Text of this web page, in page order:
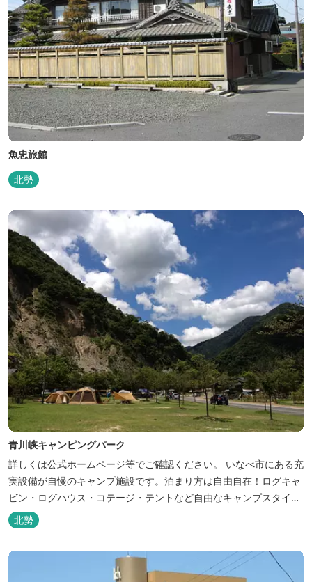
魚忠旅館
北勢
青川峡キャンピングパーク
詳しくは公式ホームページ等でご確認ください。 いなべ市にある充
実設備が自慢のキャンプ施設です。泊まり方は自由自在！ログキャ
ビン・ログハウス・コテージ・テントなど自由なキャンプスタイル
が楽しめます。屋根付きの炭火焼ハウスがありますので、雨や風の
日も快適にバーベキューをお楽しみいただけます。日帰り利用、団
体利用可能。 青少年向けの屋外キャンプ施設、かもしかキャンプフ
北勢